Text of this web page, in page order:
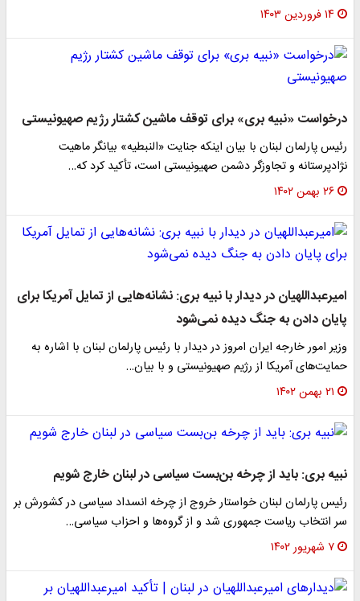
۱۴ فروردین ۱۴۰۳
درخواست «نبیه بری» برای توقف ماشین کشتار رژیم صهیونیستی
رئیس پارلمان لبنان با بیان اینکه جنایت «النبطیه» بیانگر ماهیت
نژادپرستانه و تجاوزگر دشمن صهیونیستی است، تأکید کرد که…
۲۶ بهمن ۱۴۰۲
امیرعبداللهیان در دیدار با نبیه بری: نشانه‌هایی از تمایل آمریکا برای
پایان دادن به جنگ دیده نمی‌شود
وزیر امور خارجه ایران امروز در دیدار با رئیس پارلمان لبنان با اشاره به
حمایت‌های آمریکا از رژیم صهیونیستی و با بیان…
۲۱ بهمن ۱۴۰۲
نبیه بری: باید از چرخه بن‌بست سیاسی در لبنان خارج شویم
رئیس پارلمان لبنان خواستار خروج از چرخه انسداد سیاسی در کشورش بر
سر انتخاب ریاست جمهوری شد و از گروه‌ها و احزاب سیاسی…
۷ شهریور ۱۴۰۲